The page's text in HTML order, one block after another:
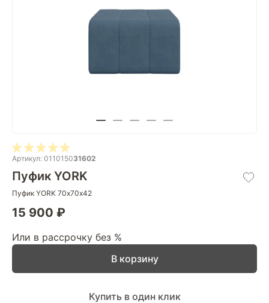
Артикул: 011015031602
Пуфик YORK
Пуфик YORK 70х70х42
15 900 ₽
Или в рассрочку без %
В корзину
Купить в один клик